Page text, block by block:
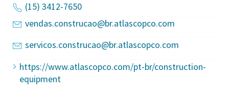
(15) 3412-7650
vendas.construcao@br.atlascopco.com
servicos.construcao@br.atlascopco.com
https://www.atlascopco.com/pt-br/construction-
equipment